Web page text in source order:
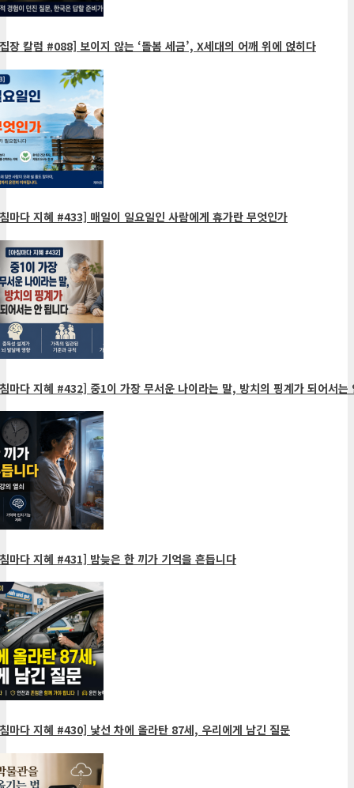
장 칼럼 #088] 보이지 않는 ‘돌봄 세금’, X세대의 어깨 위에 얹히다
마다 지혜 #433] 매일이 일요일인 사람에게 휴가란 무엇인가
마다 지혜 #432] 중1이 가장 무서운 나이라는 말, 방치의 핑계가 되어서는
마다 지혜 #431] 밤늦은 한 끼가 기억을 흔듭니다
마다 지혜 #430] 낯선 차에 올라탄 87세, 우리에게 남긴 질문